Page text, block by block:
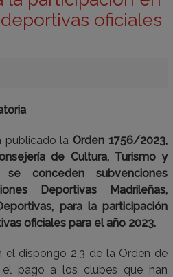
oficiales
.
publicado laOrden 1756/2023,
de Cultura, Turismo y
conceden subvenciones
Deportivas Madrileñas,
para la participación
oficiales para el año 2023.
dispongo 2.3 de la Orden de
el pago a los clubes que han